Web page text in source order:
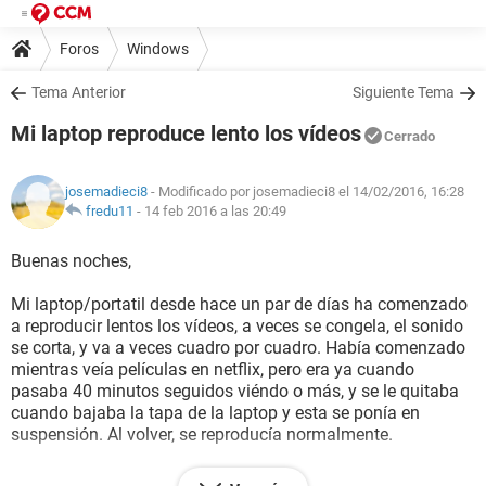
Foros Windows
Tema Anterior Siguiente Tema
Mi laptop reproduce lento los vídeos Cerrado
josemadieci8 - Modificado por josemadieci8 el 14/02/2016, 16:28
fredu11 - 14 feb 2016 a las 20:49
Buenas noches,
Mi laptop/portatil desde hace un par de días ha comenzado
a reproducir lentos los vídeos, a veces se congela, el sonido
se corta, y va a veces cuadro por cuadro. Había comenzado
mientras veía películas en netflix, pero era ya cuando
pasaba 40 minutos seguidos viéndo o más, y se le quitaba
cuando bajaba la tapa de la laptop y esta se ponía en
suspensión. Al volver, se reproducía normalmente.
Pero desde hace unos días, el problema ha empeorado.